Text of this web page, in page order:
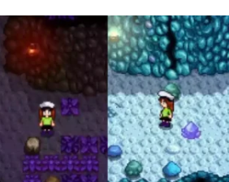
b
r
i
l
d
e
2
0
2
5